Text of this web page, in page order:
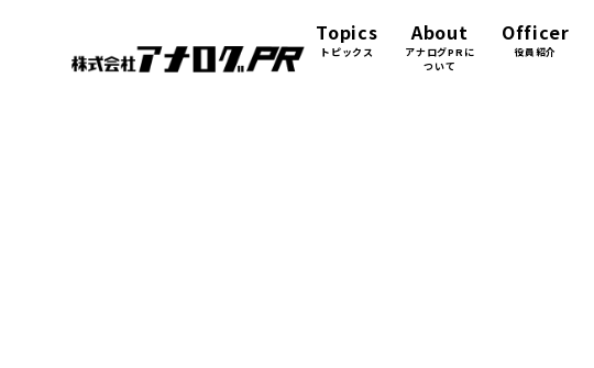
Topics
トピックス
About
アナログPRに
ついて
Officer
役員紹介